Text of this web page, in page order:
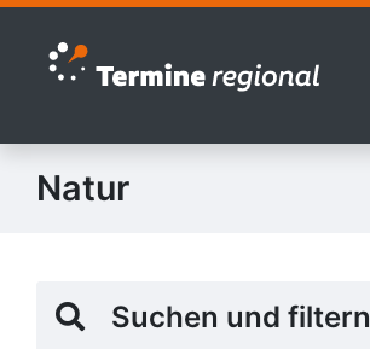
Zur Navigation springen
Zum Inhalt springen
Natur
Suchen und filtern